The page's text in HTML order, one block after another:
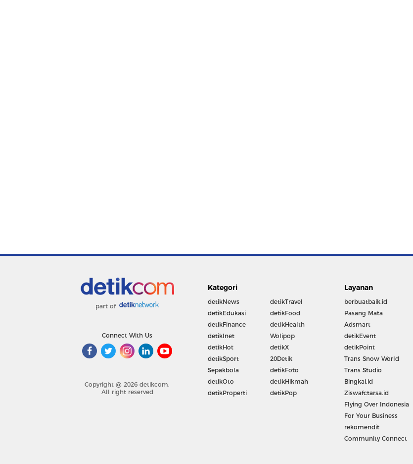
part of
Connect With Us
Copyright @ 2026 detikcom.
All right reserved
Kategori
detikNews
detikEdukasi
detikFinance
detikInet
detikHot
detikSport
Sepakbola
detikOto
detikProperti
detikTravel
detikFood
detikHealth
Wolipop
detikX
20Detik
detikFoto
detikHikmah
detikPop
Layanan
berbuatbaik.id
Pasang Mata
Adsmart
detikEvent
detikPoint
Trans Snow World
Trans Studio
Bingkai.id
Ziswafctarsa.id
Flying Over Indonesia
For Your Business
rekomendit
Community Connect